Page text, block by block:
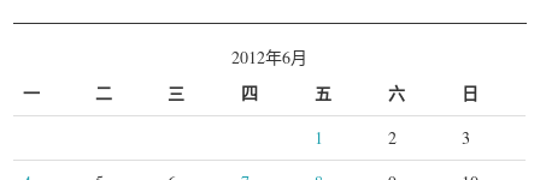
2012年6月
一 二 三 四 五 六 日
1 2
3